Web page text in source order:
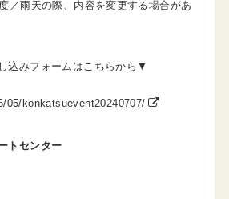
／雨天の際、内容を変更する場合があ
込みフォームはこちらから▼
05/konkatsuevent20240707/
トセンター